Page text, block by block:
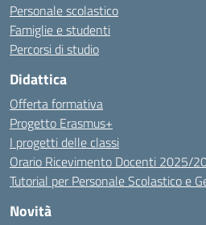
Personale scolastico
Famiglie e studenti
Percorsi di studio
Didattica
Offerta formativa
Progetto Erasmus+
I progetti delle classi
Orario Ricevimento Docenti 2025/
Tutorial per Personale Scolastico e
Novità